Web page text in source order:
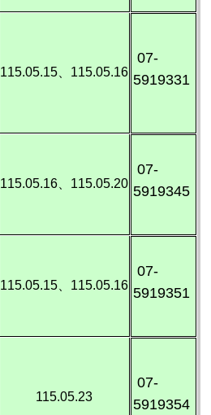
115.05.15、115.05.16
07-
5919331
115.05.16、115.05.20
07-
5919345
115.05.15、115.05.16
07-
5919351
115.05.23
07-
5919354